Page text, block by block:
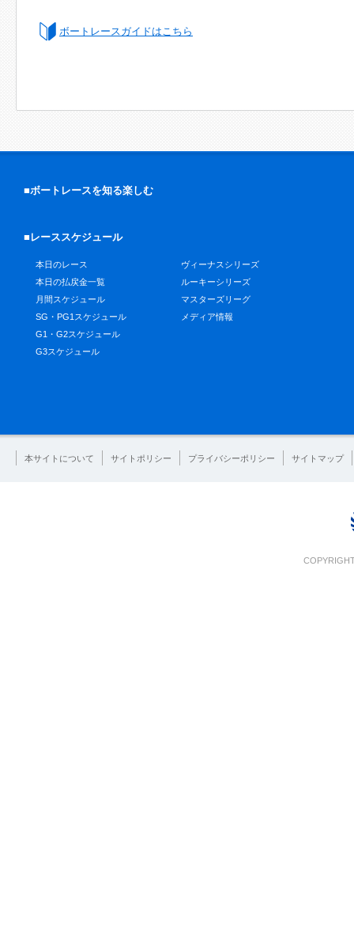
ボートレースガイドはこちら
■ボートレースを知る楽しむ
■レーススケジュール
本日のレース
本日の払戻金一覧
月間スケジュール
SG・PG1スケジュール
G1・G2スケジュール
G3スケジュール
ヴィーナスシリーズ
ルーキーシリーズ
マスターズリーグ
メディア情報
本サイトについて サイトポリシー プライバシーポリシー サイトマップ